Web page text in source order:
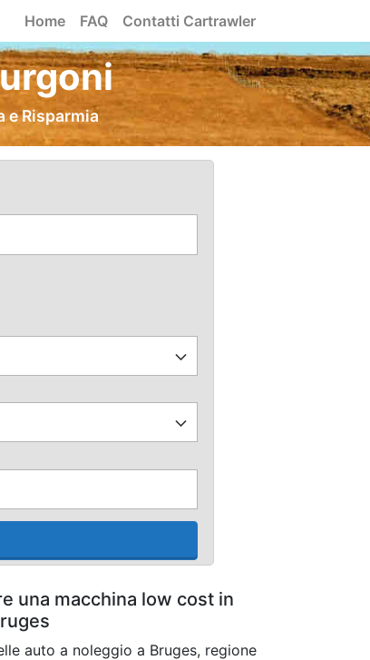
Home FAQ Contatti Cartrawler
e Risparmia
una macchina low cost in
auto a noleggio a Bruges, regione